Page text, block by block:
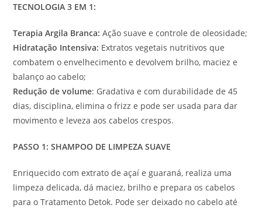
TECNOLOGIA 3 EM 1:
Terapia Argila Branca:Ação suave e controle de oleosidade;
Hidratação Intensiva: Extratos vegetais nutritivos que
combatem o envelhecimento e devolvem brilho, maciez e
balanço ao cabelo;
Redução de volume: Gradativa e com durabilidade de 45
dias, disciplina, elimina o frizz e pode ser usada para dar
movimento e leveza aos cabelos crespos.
PASSO 1: SHAMPOO DE LIMPEZA SUAVE
Enriquecido com extrato de açaí e guaraná, realiza uma
limpeza delicada, dá maciez, brilho e prepara os cabelos
para o Tratamento Detok. Pode ser deixado no cabelo até